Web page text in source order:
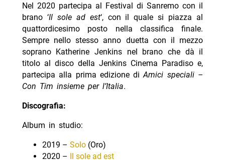
Nel 2020 partecipa al Festival di Sanremo con il
brano ‘Il sole ad est‘, con il quale si piazza al
quattordicesimo posto nella classifica finale.
Sempre nello stesso anno duetta con il mezzo
soprano Katherine Jenkins nel brano che dà il
titolo al disco della Jenkins Cinema Paradiso e,
partecipa alla prima edizione diAmici speciali –
Con Tim insieme per l’Italia.
Discografia:
Album in studio:
2019 – Solo(Oro)
2020 – Il sole ad est